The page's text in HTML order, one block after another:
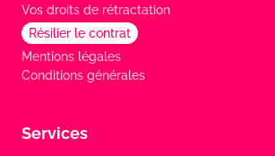
Vos droits de rétractation
Résilier le contrat
Mentions légales
Conditions générales
Services